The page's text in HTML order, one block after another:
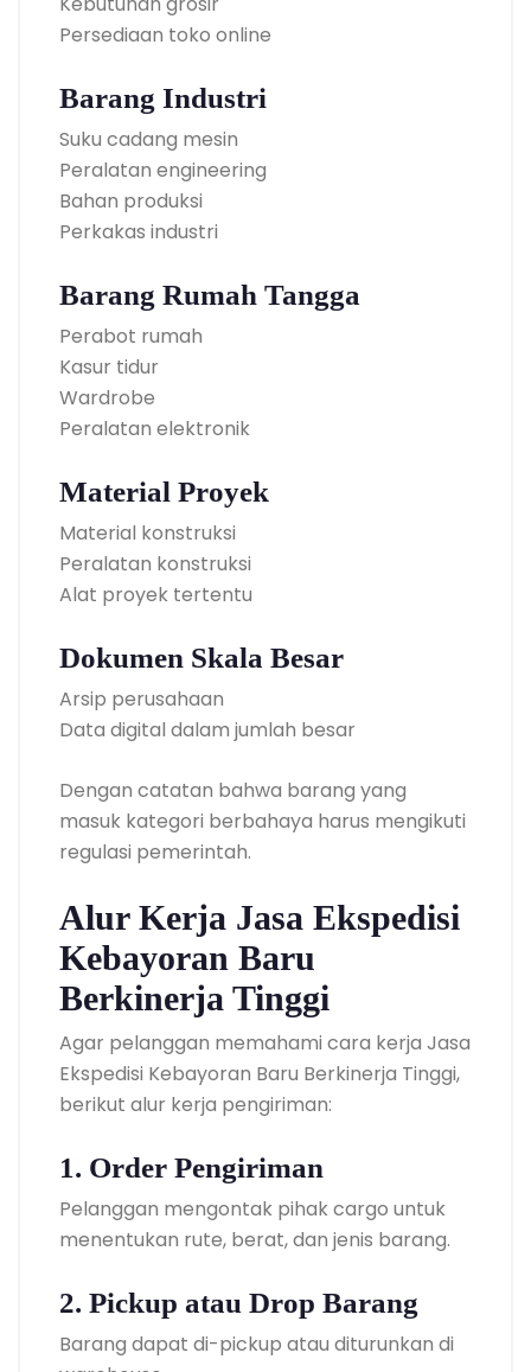
Persediaan toko online
Barang Industri
Suku cadang mesin
Peralatan engineering
Bahan produksi
Perkakas industri
Barang Rumah Tangga
Perabot rumah
Kasur tidur
Wardrobe
Peralatan elektronik
Material Proyek
Material konstruksi
Peralatan konstruksi
Alat proyek tertentu
Dokumen Skala Besar
Arsip perusahaan
Data digital dalam jumlah besar
Dengan catatan bahwa barang yang
masuk kategori berbahaya harus mengikuti
regulasi pemerintah.
Alur Kerja Jasa Ekspedisi
Kebayoran Baru
Berkinerja Tinggi
Agar pelanggan memahami cara kerja Jasa
Ekspedisi Kebayoran Baru Berkinerja Tinggi,
berikut alur kerja pengiriman:
1. Order Pengiriman
Pelanggan mengontak pihak cargo untuk
menentukan rute, berat, dan jenis barang.
2. Pickup atau Drop Barang
Barang dapat di-pickup atau diturunkan di